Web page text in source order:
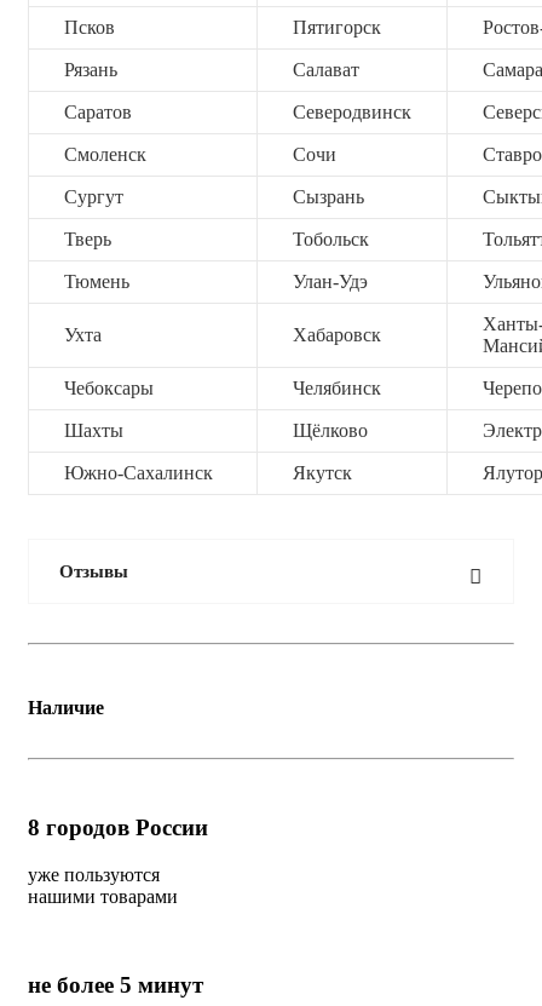
Псков Пятигорск
Рязань Салават Самара
Саратов Северодвинск
Смоленск Сочи
Сургут Сызрань
Тверь Тобольск
Тюмень Улан-Удэ
Ухта Хабаровск
Чебоксары Челябинск
Шахты Щёлково
Южно-Сахалинск Якутск
Отзывы
Наличие
8 городов России
уже пользуются
нашими товарами
не более 5 минут